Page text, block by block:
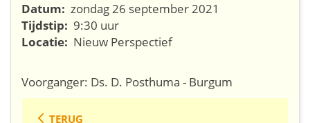
Datum: zondag 26 september 2021
Tijdstip: 9:30 uur
Locatie: Nieuw Perspectief
Voorganger: Ds. D. Posthuma - Burgum
TERUG